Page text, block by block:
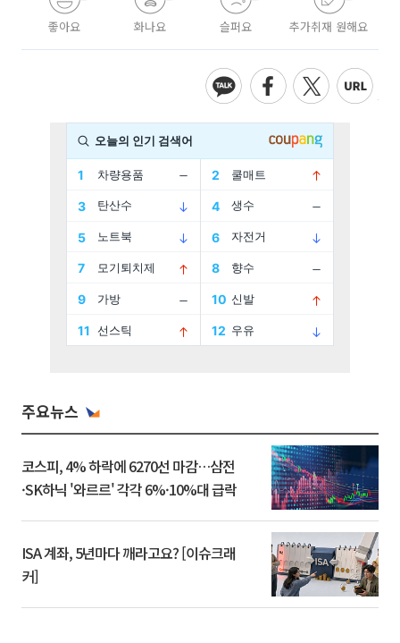
좋아요 화나요 슬퍼요 추가취재 원해요
주요뉴스
코스피, 4% 하락에 6270선 마감…삼전
·SK하닉 '와르르' 각각 6%·10%대 급락
ISA 계좌, 5년마다 깨라고요? [이슈크래
커]